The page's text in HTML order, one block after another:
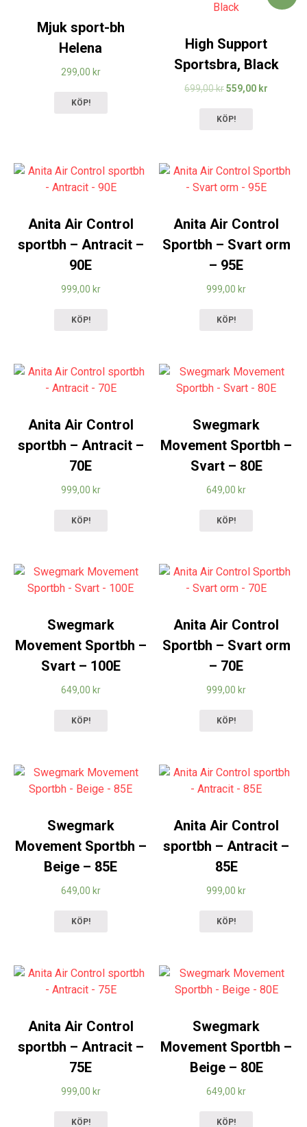
Mjuk sport-bh
Helena
299,00 kr
KÖP!
High Support
Sportsbra, Black
699,00kr559,00 kr
KÖP!
Anita Air Control
sportbh – Antracit –
90E
999,00 kr
KÖP!
Anita Air Control
Sportbh – Svart orm
– 95E
999,00 kr
KÖP!
Anita Air Control
sportbh – Antracit –
70E
999,00 kr
KÖP!
Swegmark
Movement Sportbh –
Svart – 80E
649,00 kr
KÖP!
Swegmark
Movement Sportbh –
Svart – 100E
649,00 kr
KÖP!
Anita Air Control
Sportbh – Svart orm
– 70E
999,00 kr
KÖP!
Swegmark
Movement Sportbh –
Beige – 85E
649,00 kr
KÖP!
Anita Air Control
sportbh – Antracit –
85E
999,00 kr
KÖP!
Anita Air Control
sportbh – Antracit –
75E
999,00 kr
KÖP!
Swegmark
Movement Sportbh –
Beige – 80E
649,00 kr
KÖP!